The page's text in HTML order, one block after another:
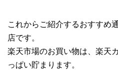
これからご紹介するおすすめ
店です。
楽天市場のお買い物は、楽天
っぱい貯まります。